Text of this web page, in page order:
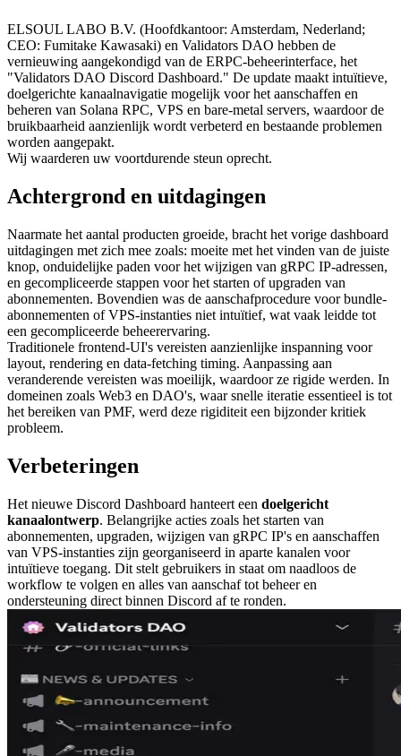
ELSOUL LABO B.V. (Hoofdkantoor: Amsterdam, Nederland;
CEO: Fumitake Kawasaki) en Validators DAO hebben de
vernieuwing aangekondigd van de ERPC-beheerinterface, het
"Validators DAO Discord Dashboard." De update maakt intuïtieve,
doelgerichte kanaalnavigatie mogelijk voor het aanschaffen en
beheren van Solana RPC, VPS en bare-metal servers, waardoor de
bruikbaarheid aanzienlijk wordt verbeterd en bestaande problemen
worden aangepakt.
Wij waarderen uw voortdurende steun oprecht.
Achtergrond en uitdagingen
Naarmate het aantal producten groeide, bracht het vorige dashboard
uitdagingen met zich mee zoals: moeite met het vinden van de juiste
knop, onduidelijke paden voor het wijzigen van gRPC IP-adressen,
en gecompliceerde stappen voor het starten of upgraden van
abonnementen. Bovendien was de aanschafprocedure voor bundle-
abonnementen of VPS-instanties niet intuïtief, wat vaak leidde tot
een gecompliceerde beheerervaring.
Traditionele frontend-UI's vereisten aanzienlijke inspanning voor
layout, rendering en data-fetching timing. Aanpassing aan
veranderende vereisten was moeilijk, waardoor ze rigide werden. In
domeinen zoals Web3 en DAO's, waar snelle iteratie essentieel is tot
het bereiken van PMF, werd deze rigiditeit een bijzonder kritiek
probleem.
Verbeteringen
Het nieuwe Discord Dashboard hanteert een doelgericht
kanaalontwerp. Belangrijke acties zoals het starten van
abonnementen, upgraden, wijzigen van gRPC IP's en aanschaffen
van VPS-instanties zijn georganiseerd in aparte kanalen voor
intuïtieve toegang. Dit stelt gebruikers in staat om naadloos de
workflow te volgen en alles van aanschaf tot beheer en
ondersteuning direct binnen Discord af te ronden.